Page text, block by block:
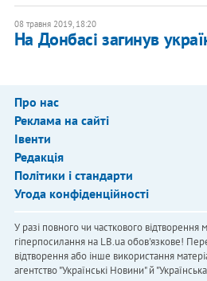
08 травня 2019, 18:20
На Донбасі загинув
Про нас
Реклама на сайті
Івенти
Редакція
Політики і стандарти
Угода конфіденційності
У разі повного чи часткового відтворення
гіперпосилання на LB.ua обов'язкове!
відтворення або інше використання
агентство "Українськi Новини" й